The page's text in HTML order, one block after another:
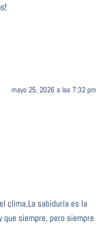
mayo 25, 2026 a las 7:32 pm
clima,La sabiduría es la
siempre, pero siempre